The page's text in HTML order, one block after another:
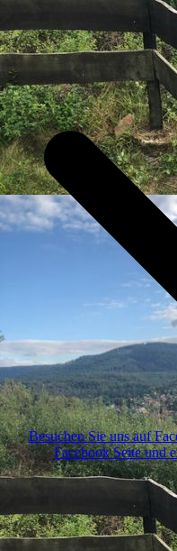
Besuchen Sie uns auf
Facebook Seite und